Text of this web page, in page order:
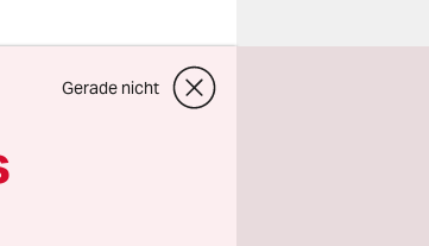
Gerade nicht